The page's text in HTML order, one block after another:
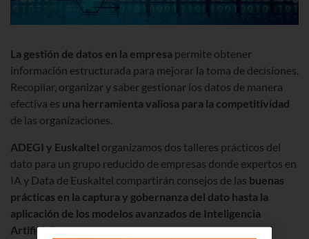
La gestión de datos en la empresa permite obtener
información estructurada para mejorar la toma de decisiones.
Recopilar, organizar y saber gestionar los datos de manera
efectiva es una herramienta valiosa para la competitividad
de las organizaciones.
ADEGI y Euskaltel organizamos dos talleres prácticos del
dato para un grupo reducido de empresas donde expertos en
IA y Data de Euskaltel compartirán consejos de las buenas
prácticas en la captura y gobernanza del dato hasta la
aplicación de los modelos avanzados de Inteligencia
Artificial.